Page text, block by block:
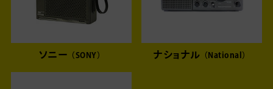
ソニー SONY ナショナル National